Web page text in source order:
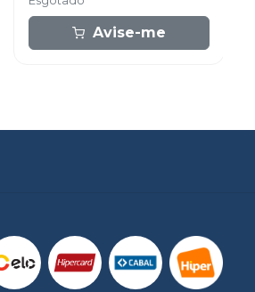
Avise-me